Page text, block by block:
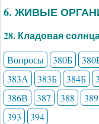
6. ЖИВЫЕ
28. Кладовая
Вопросы 380Б
383А
383Б 384Б
386В
387 388
393
394